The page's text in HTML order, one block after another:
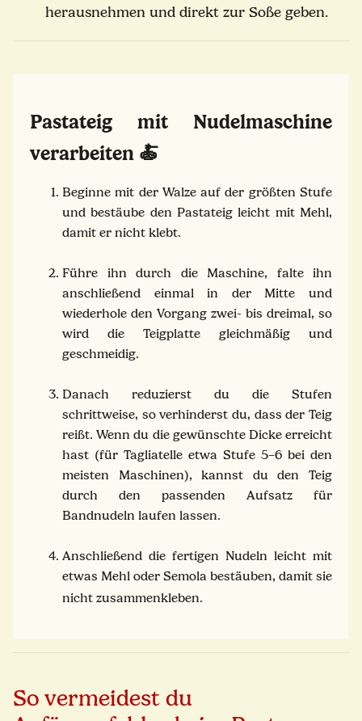
herausnehmen und direkt zur Soße geben.
Pastateig mit Nudelmaschine
verarbeiten 🍝
Beginne mit der Walze auf der größten Stufe
und bestäube den Pastateig leicht mit Mehl,
damit er nicht klebt.
Führe ihn durch die Maschine, falte ihn
anschließend einmal in der Mitte und
wiederhole den Vorgang zwei- bis dreimal, so
wird die Teigplatte gleichmäßig und
geschmeidig.
Danach reduzierst du die Stufen
schrittweise, so verhinderst du, dass der Teig
reißt. Wenn du die gewünschte Dicke erreicht
hast (für Tagliatelle etwa Stufe 5–6 bei den
meisten Maschinen), kannst du den Teig
durch den passenden Aufsatz für
Bandnudeln laufen lassen.
Anschließend die fertigen Nudeln leicht mit
etwas Mehl oder Semola bestäuben, damit sie
nicht zusammenkleben.
So vermeidest du